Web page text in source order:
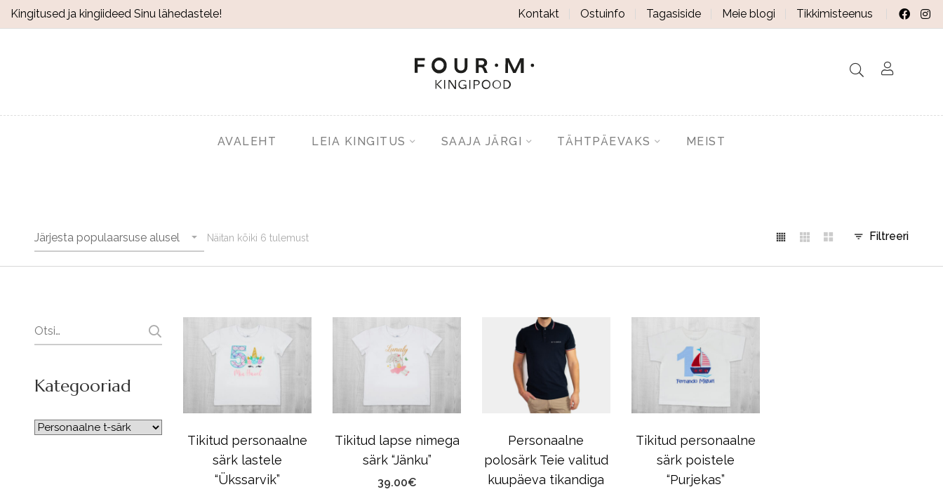
Kingitused ja kingiideed Sinu lähedastele! Kontakt Ostuinfo Tagasiside Meie blogi Tikkimisteenus
AVALEHT LEIA KINGITUS SAAJA JÄRGI TÄHTPÄEVAKS MEIST
Järjesta populaarsuse alusel Näitan kõiki 6 tulemust Filtreeri
Tikitud personaalne
särk lastele
“Ükssarvik”
Tikitud lapse nimega
särk “Jänku”
39.00€
Personaalne
polosärk Teie valitud
kuupäeva tikandiga
Tikitud personaalne
särk poistele
“Purjekas”
Search
Kategooriad